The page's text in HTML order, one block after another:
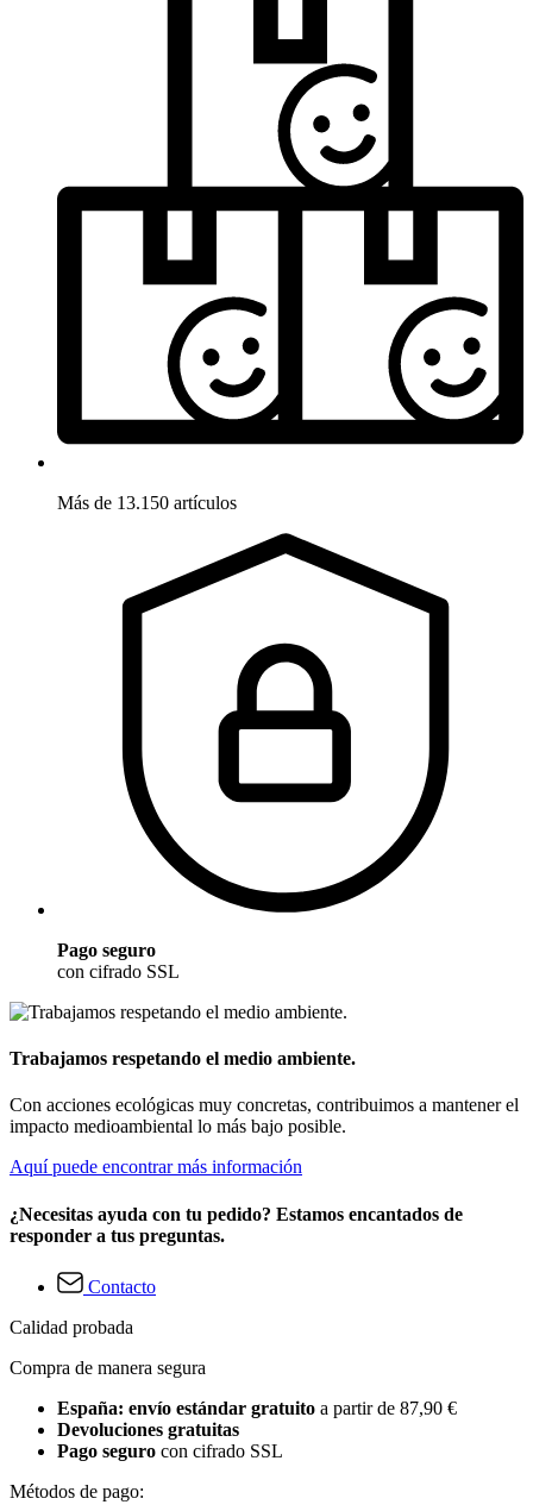
Más de 13.150 artículos
Pago seguro
con cifrado SSL
Trabajamos respetando el medio ambiente.
Con acciones ecológicas muy concretas, contribuimos a mantener el
impacto medioambiental lo más bajo posible.
Aquí puede encontrar más información
¿Necesitas ayuda con tu pedido? Estamos encantados de
responder a tus preguntas.
Contacto
Calidad probada
Compra de manera segura
España: envío estándar gratuito a partir de 87,90 €
Devoluciones gratuitas
Pago seguro con cifrado SSL
Métodos de pago: